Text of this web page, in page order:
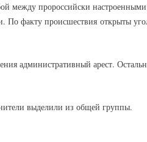
между пророссийски настроенными
По факту происшествия открыты
административный арест.
выделили из общей группы.